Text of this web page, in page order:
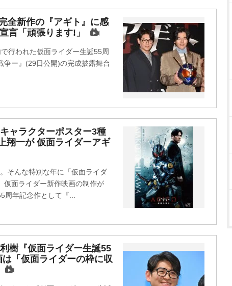
全新作の『アギト』に感
言「頑張ります!」
行われた仮面ライダー生誕55周
争ー』(29日公開)の完成披露舞台
ャラクターポスター3種
翔一が 仮面ライダーアギ
そんな特別な年に「仮面ライダ
仮面ライダー新作映画の制作が
年記念作として『...
樹『仮面ライダー生誕55
「仮面ライダーの枠に収